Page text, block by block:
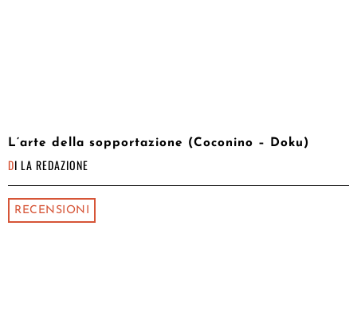
L’arte della sopportazione (Coconino – Doku)
DI LA REDAZIONE
RECENSIONI